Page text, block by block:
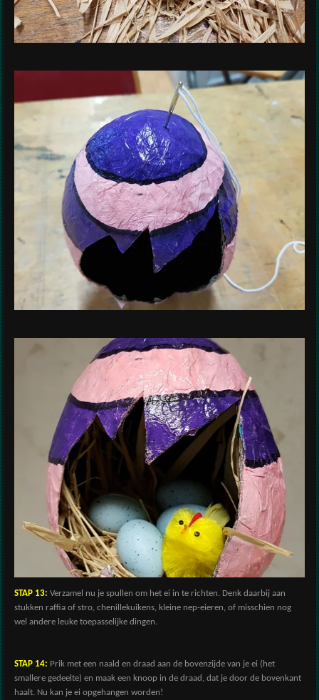
STAP 13: Verzamel nu je spullen om het ei in te richten. Denk daarbij aan
stukken raffia of stro, chenillekuikens, kleine nep-eieren, of misschien nog
wel andere leuke toepasselijke dingen.
STAP 14: Prik met een naald en draad aan de bovenzijde van je ei (het
smallere gedeelte) en maak een knoop in de draad, dat je door de bovenkant
haalt. Nu kan je ei opgehangen worden!